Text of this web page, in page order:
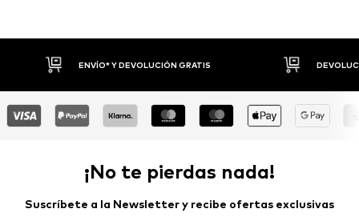
DEVOLUCIONES HASTA 30 DÍAS
¡No te pierdas nada!
Suscríbete a la Newsletter y recibe ofertas exclusivas